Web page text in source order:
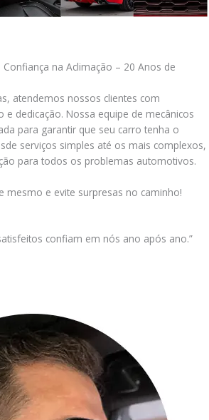
Confiança na Aclimação – 20 Anos de
atendemos nossos clientes com
e dedicação. Nossa equipe de mecânicos
para garantir que seu carro tenha o
serviços simples até os mais complexos,
para todos os problemas automotivos.
mesmo e evite surpresas no caminho!
confiam em nós ano após ano.”